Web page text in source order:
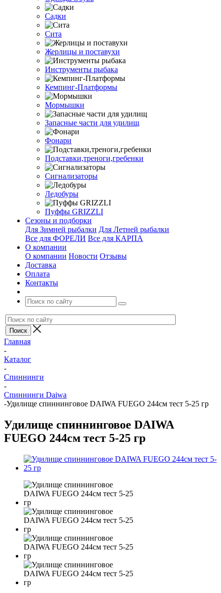
Садки
Сита
Жерлицы и поставухи
Инструменты рыбака
Кемпинг-Платформы
Мормышки
Запасные части для удилищ
Фонари
Подставки,треноги,гребенки
Сигнализаторы
Ледобуры
Пуффы GRIZZLI
Сезоны и подборки
Для Зимней рыбалки Для Летней рыбалки
Все для ФОРЕЛИ Все для КАРПА
О компании
О компании Новости Отзывы
Доставка
Оплата
Контакты
Главная
-
Каталог
-
Спиннинги
-
Спиннинги Daiwa
-Удилище спиннинговое DAIWA FUEGO 244см тест 5-25 гр
Удилище спиннинговое DAIWA
FUEGO 244см тест 5-25 гр